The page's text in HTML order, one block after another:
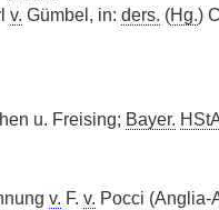
v. Gümbel, in: ders. (Hg.)
u. Freising; Bayer.
v. F. v. Pocci (Anglia-